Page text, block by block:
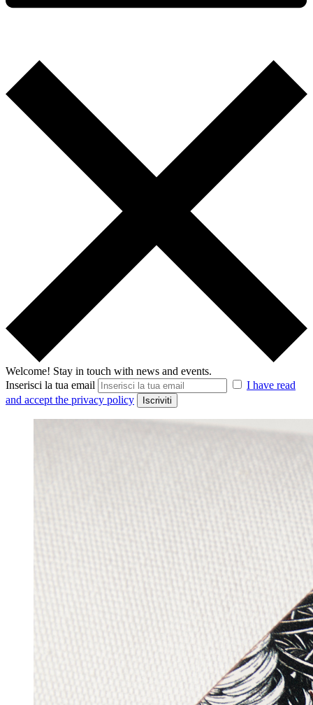
Welcome! Stay in touch with news and events.
Inserisci la tua email
I have read
and accept the privacy policy